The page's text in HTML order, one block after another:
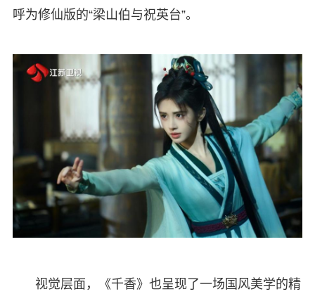
呼为修仙版的“梁山伯与祝英台”。
视觉层面，《千香》也呈现了一场国风美学的精